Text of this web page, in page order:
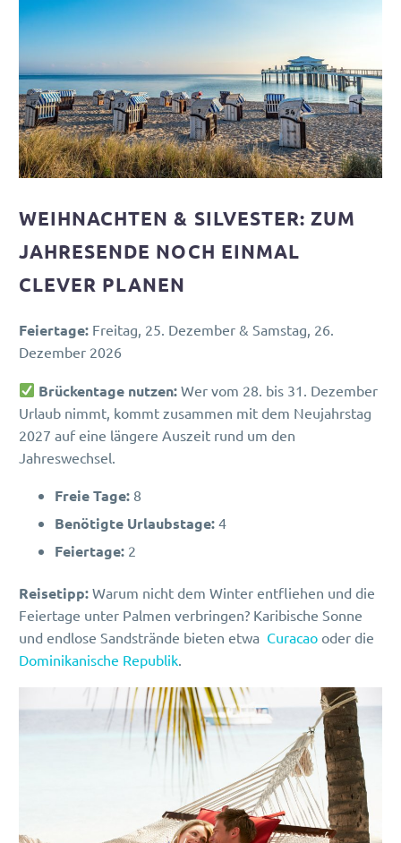
WEIHNACHTEN & SILVESTER: ZUM
JAHRESENDE NOCH EINMAL
CLEVER PLANEN
Feiertage: Freitag, 25. Dezember & Samstag, 26.
Dezember 2026
Brückentage nutzen: Wer vom 28. bis 31. Dezember
Urlaub nimmt, kommt zusammen mit dem Neujahrstag
2027 auf eine längere Auszeit rund um den
Jahreswechsel.
Freie Tage: 8
Benötigte Urlaubstage: 4
Feiertage: 2
Reisetipp: Warum nicht dem Winter entfliehen und die
Feiertage unter Palmen verbringen? Karibische Sonne
und endlose Sandstrände bieten etwa Curacao oder die
Dominikanische Republik.